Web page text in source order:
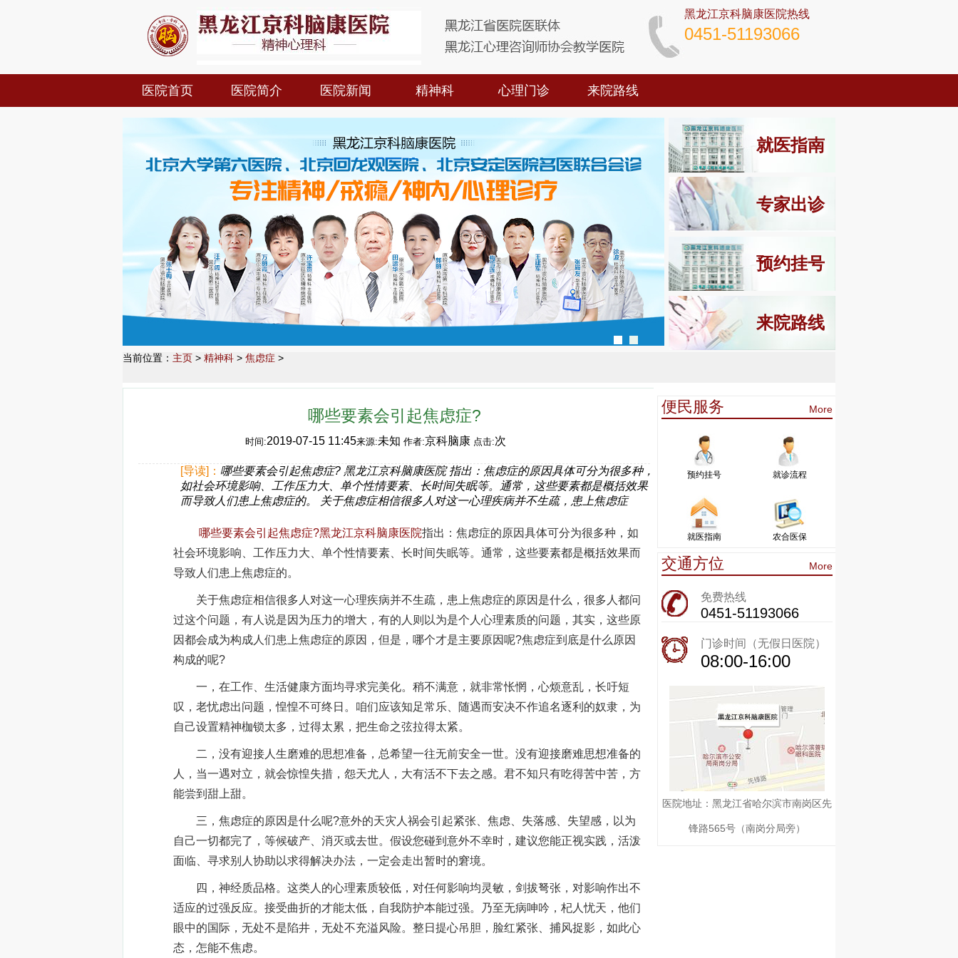
黑龙江京科脑康医院热线
0451-51193066
医院首页 医院简介 医院新闻 精神科 心理门诊 来院路线
就医指南
专家出诊
预约挂号
来院路线
当前位置： 主页 > 精神科 > 焦虑症 >
哪些要素会引起焦虑症?
时间:2019-07-15 11:45来源:未知 作者:京科脑康 点击:次
[导读]： 哪些要素会引起焦虑症? 黑龙江京科脑康医院 指出：焦虑症的原因具体可分为很多种，
如社会环境影响、工作压力大、单个性情要素、长时间失眠等。通常，这些要素都是概括效果
而导致人们患上焦虑症的。 关于焦虑症相信很多人对这一心理疾病并不生疏，患上焦虑症
哪些要素会引起焦虑症?黑龙江京科脑康医院指出：焦虑症的原因具体可分为很多种，如
社会环境影响、工作压力大、单个性情要素、长时间失眠等。通常，这些要素都是概括效果而
导致人们患上焦虑症的。
关于焦虑症相信很多人对这一心理疾病并不生疏，患上焦虑症的原因是什么，很多人都问
过这个问题，有人说是因为压力的增大，有的人则以为是个人心理素质的问题，其实，这些原
因都会成为构成人们患上焦虑症的原因，但是，哪个才是主要原因呢?焦虑症到底是什么原因
构成的呢?
一，在工作、生活健康方面均寻求完美化。稍不满意，就非常怅惘，心烦意乱，长吁短
叹，老忧虑出问题，惶惶不可终日。咱们应该知足常乐、随遇而安决不作追名逐利的奴隶，为
自己设置精神枷锁太多，过得太累，把生命之弦拉得太紧。
二，没有迎接人生磨难的思想准备，总希望一往无前安全一世。没有迎接磨难思想准备的
人，当一遇对立，就会惊惶失措，怨天尤人，大有活不下去之感。君不知只有吃得苦中苦，方
能尝到甜上甜。
三，焦虑症的原因是什么呢?意外的天灾人祸会引起紧张、焦虑、失落感、失望感，以为
自己一切都完了，等候破产、消灭或去世。假设您碰到意外不幸时，建议您能正视实践，活泼
面临、寻求别人协助以求得解决办法，一定会走出暂时的窘境。
四，神经质品格。这类人的心理素质较低，对任何影响均灵敏，剑拔弩张，对影响作出不
适应的过强反应。接受曲折的才能太低，自我防护本能过强。乃至无病呻吟，杞人忧天，他们
眼中的国际，无处不是陷井，无处不充溢风险。整日提心吊胆，脸红紧张、捕风捉影，如此心
态，怎能不焦虑。
便民服务 More
预约挂号 就诊流程
就医指南 农合医保
交通方位 More
免费热线
0451-51193066
门诊时间（无假日医院）
08:00-16:00
医院地址：黑龙江省哈尔滨市南岗区先
锋路565号（南岗分局旁）